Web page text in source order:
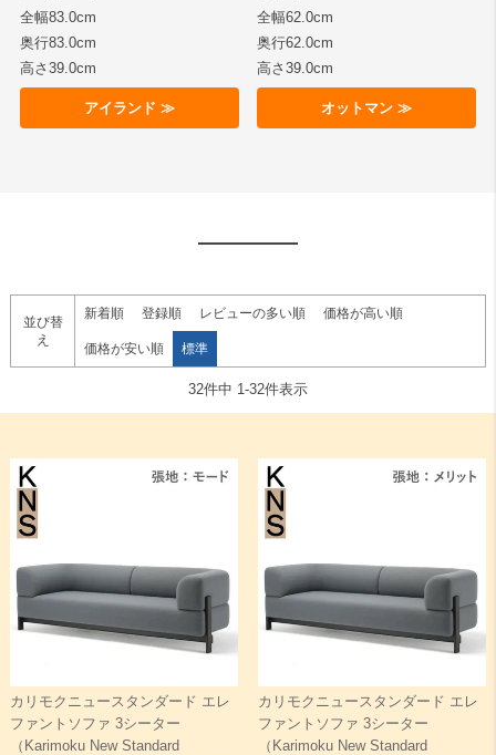
全幅83.0cm
奥行83.0cm
高さ39.0cm
アイランド ≫
全幅62.0cm
奥行62.0cm
高さ39.0cm
オットマン ≫
並び替
え
新着順 登録順 レビューの多い順 価格が高い順
価格が安い順 標準
32件中 1-32件表示
カリモクニュースタンダード エレ
ファントソファ 3シーター
（Karimoku New Standard
カリモクニュースタンダード エレ
ファントソファ 3シーター
（Karimoku New Standard